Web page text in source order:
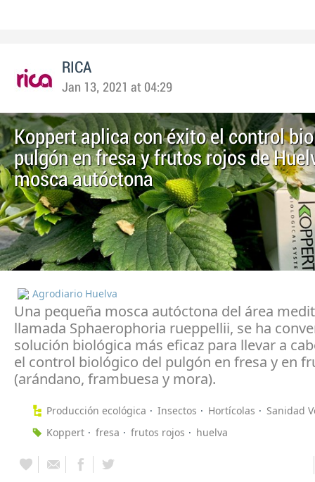
RICA
Jan 13, 2021 at 04:29
Koppert aplica con éxito el control
pulgón en fresa y frutos rojos de
mosca autóctona
Agrodiario Huelva
Una pequeña mosca autóctona del área
llamada Sphaerophoria rueppellii, se ha
solución biológica más eficaz para llevar a
el control biológico del pulgón en fresa y en
(arándano, frambuesa y mora).
Producción ecológica Insectos Hortícolas
Sanidad
Koppert
fresa frutos rojos huelva